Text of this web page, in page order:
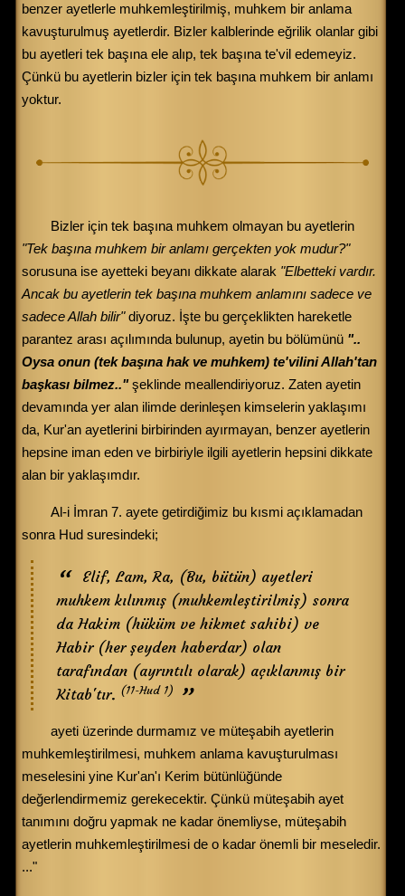
benzer ayetlerle muhkemleştirilmiş, muhkem bir anlama
kavuşturulmuş ayetlerdir. Bizler kalblerinde eğrilik olanlar gibi
bu ayetleri tek başına ele alıp, tek başına te'vil edemeyiz.
Çünkü bu ayetlerin bizler için tek başına muhkem bir anlamı
yoktur.
Bizler için tek başına muhkem olmayan bu ayetlerin
"Tek başına muhkem bir anlamı gerçekten yok mudur?"
sorusuna ise ayetteki beyanı dikkate alarak "Elbetteki vardır.
Ancak bu ayetlerin tek başına muhkem anlamını sadece ve
sadece Allah bilir"diyoruz. İşte bu gerçeklikten hareketle
parantez arası açılımında bulunup, ayetin bu bölümünü "..
Oysa onun (tek başına hak ve muhkem) te'vilini Allah'tan
başkası bilmez.."şeklinde meallendiriyoruz. Zaten ayetin
devamında yer alan ilimde derinleşen kimselerin yaklaşımı
da, Kur'an ayetlerini birbirinden ayırmayan, benzer ayetlerin
hepsine iman eden ve birbiriyle ilgili ayetlerin hepsini dikkate
alan bir yaklaşımdır.
Al-i İmran 7. ayete getirdiğimiz bu kısmi açıklamadan
sonra Hud suresindeki;
Elif, Lam, Ra, (Bu, bütün) ayetleri
muhkem kılınmış (muhkemleştirilmiş) sonra
da Hakim (hüküm ve hikmet sahibi) ve
Habir (her şeyden haberdar) olan
tarafından (ayrıntılı olarak) açıklanmış bir
Kitab'tır. (11-Hud 1)
ayeti üzerinde durmamız ve müteşabih ayetlerin
muhkemleştirilmesi, muhkem anlama kavuşturulması
meselesini yine Kur'an'ı Kerim bütünlüğünde
değerlendirmemiz gerekecektir. Çünkü müteşabih ayet
tanımını doğru yapmak ne kadar önemliyse, müteşabih
ayetlerin muhkemleştirilmesi de o kadar önemli bir meseledir.
..."